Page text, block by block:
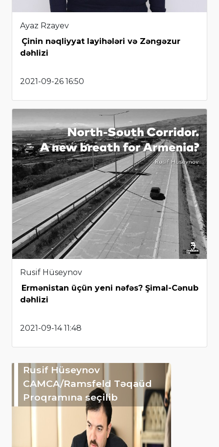
Ayaz Rzayev
Çinin nəqliyyat layihələri və Zəngəzur
dəhlizi
2021-09-26 16:50
Rusif Hüseynov
Ermənistan üçün yeni nəfəs? Şimal-Cənub
dəhlizi
2021-09-14 11:48
Rusif Hüseynov
CAMCA/Ramsfeld Təqaüd
Proqramına seçilib